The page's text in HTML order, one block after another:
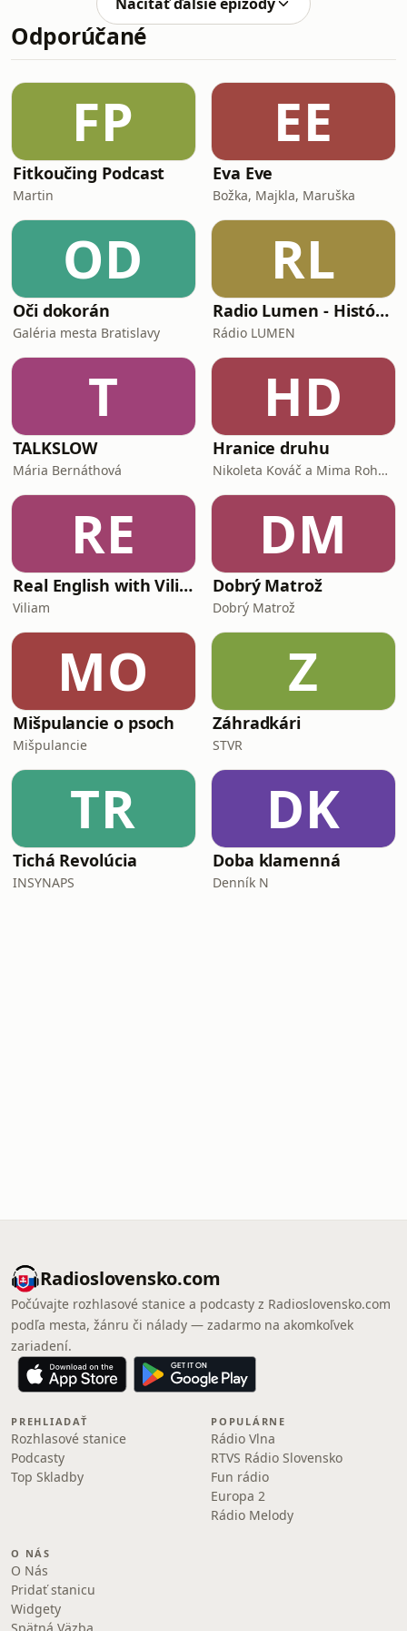
republiky Martin Sklenár hodnotí
dôvody, dopady a význam tejto
udalosti pre svet aj Slovensko.Prečo sa
priamy vojenský úder na Irán?
Prestalo medzinárodné právo platiť
úplne? Kde končí legitímny bezpe
Odporúčané
FP
Fitkoučing Podcast
Martin
EE
Eva Eve
Božka, Majkla, Maruška
OD
Oči dokorán
Galéria mesta Bratislavy
RL
Radio Lumen - História a my
Rádio LUMEN
T
TALKSLOW
Mária Bernáthová
HD
Hranice druhu
Nikoleta Kováč a Mima Roháčová
RE
Real English with Viliam
Viliam
DM
Dobrý Matrož
Dobrý Matrož
MO
Mišpulancie o psoch
Mišpulancie
Z
Záhradkári
STVR
TR
Tichá Revolúcia
INSYNAPS
DK
Doba klamenná
Denník N
Radioslovensko.com
Počúvajte rozhlasové stanice a podcasty z Radioslovensko.com
podľa mesta, žánru či nálady — zadarmo na akomkoľvek
zariadení.
PREHLIADAŤ
Rozhlasové stanice
Podcasty
Top Skladby
POPULÁRNE
Rádio Vlna
RTVS Rádio Slovensko
Fun rádio
Europa 2
Rádio Melody
O NÁS
O Nás
Pridať stanicu
Widgety